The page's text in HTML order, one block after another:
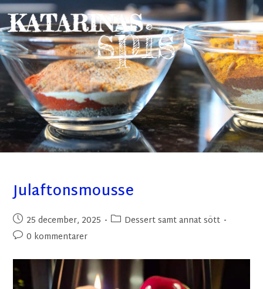
Julaftonsmousse
25 december, 2025
Dessert samt annat sött
0 kommentarer